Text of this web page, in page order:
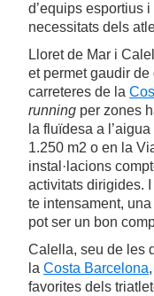
d’equips esportius
necessitats dels
Lloret de Mar i
et permet gaudir
carreteres de la
running per zones
la fluïdesa a
1.250 m2 o en la
instal·lacions
activitats dirigides.
te intensament,
pot ser un bon
Calella, seu de les
la Costa Barcelona
favorites dels